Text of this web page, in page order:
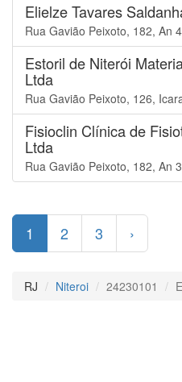
Elielze Tavares
Rua Gavião Peixoto, 182, An
Estoril de Niterói
Ltda
Rua Gavião Peixoto, 126,
Fisioclin Clínica de
Ltda
Rua Gavião Peixoto, 182, An
1 2 3 ›
RJ Niteroi 24230101